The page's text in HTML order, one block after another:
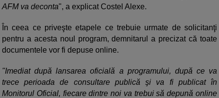
AFM va deconta", a explicat Costel Alexe.
În ceea ce priveşte etapele ce trebuie urmate de solicitanţi
pentru a acesta noul program, demnitarul a precizat că toate
documentele vor fi depuse online.
"Imediat după lansarea oficială a programului, după ce va
trece perioada de consultare publică şi va fi publicat în
Monitorul Oficial, fiecare dintre noi va trebui să depună online